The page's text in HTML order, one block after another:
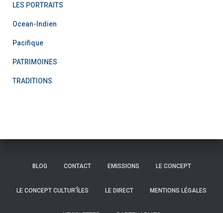
LES PORTRAITS
Ocean-Indien
Pacifique
PATRIMOINES
TRADITIONS
BLOG CONTACT EMISSIONS LE CONCEPT
LE CONCEPT CULTUR’ÎLES LE DIRECT MENTIONS LÉGALES